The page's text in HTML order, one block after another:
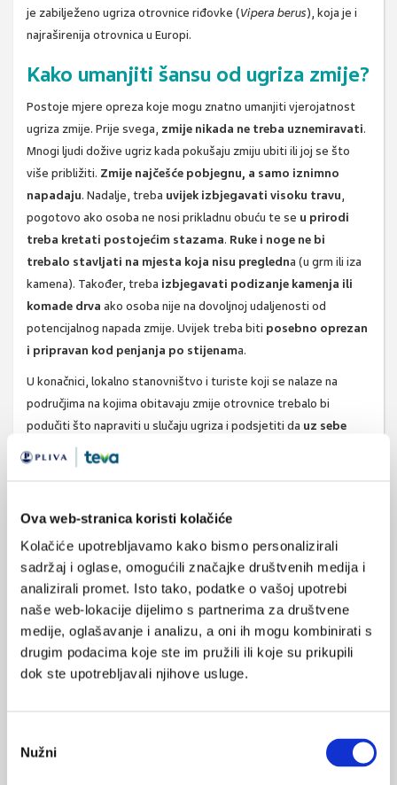
Ova web-stranica koristi kolačiće
Kolačiće upotrebljavamo kako bismo personalizirali
sadržaj i oglase, omogućili značajke društvenih medija i
analizirali promet. Isto tako, podatke o vašoj upotrebi
naše web-lokacije dijelimo s partnerima za društvene
medije, oglašavanje i analizu, a oni ih mogu kombinirati s
drugim podacima koje ste im pružili ili koje su prikupili
dok ste upotrebljavali njihove usluge.
pristanka
Nužni
je zabilježeno ugriza otrovnice riđovke (Vipera berus), koja je i
najraširenija otrovnica u Europi.
Kako umanjiti šansu od ugriza zmije?
Postoje mjere opreza koje mogu znatno umanjiti vjerojatnost
ugriza zmije. Prije svega, zmije nikada ne treba uznemiravati.
Mnogi ljudi dožive ugriz kada pokušaju zmiju ubiti ili joj se što
više približiti. Zmije najčešće pobjegnu, a samo iznimno
napadaju. Nadalje, treba uvijek izbjegavati visoku travu,
pogotovo ako osoba ne nosi prikladnu obuću te se u prirodi
treba kretati postojećim stazama. Ruke i noge ne bi
trebalo stavljati na mjesta koja nisu pregledna (u grm ili iza
kamena). Također, treba izbjegavati podizanje kamenja ili
komade drva ako osoba nije na dovoljnoj udaljenosti od
potencijalnog napada zmije. Uvijek treba biti posebno oprezan
i pripravan kod penjanja po stijenama.
U konačnici, lokalno stanovništvo i turiste koji se nalaze na
područjima na kojima obitavaju zmije otrovnice trebalo bi
podučiti što napraviti u slučaju ugriza i podsjetiti da uz sebe
uvijek imaju neko sredstvo komunikacije
locirati, osobito ako su sami u polju ili u prirodi.
otrovanje priroda
SVIĐA
MI SE
POVRATAK